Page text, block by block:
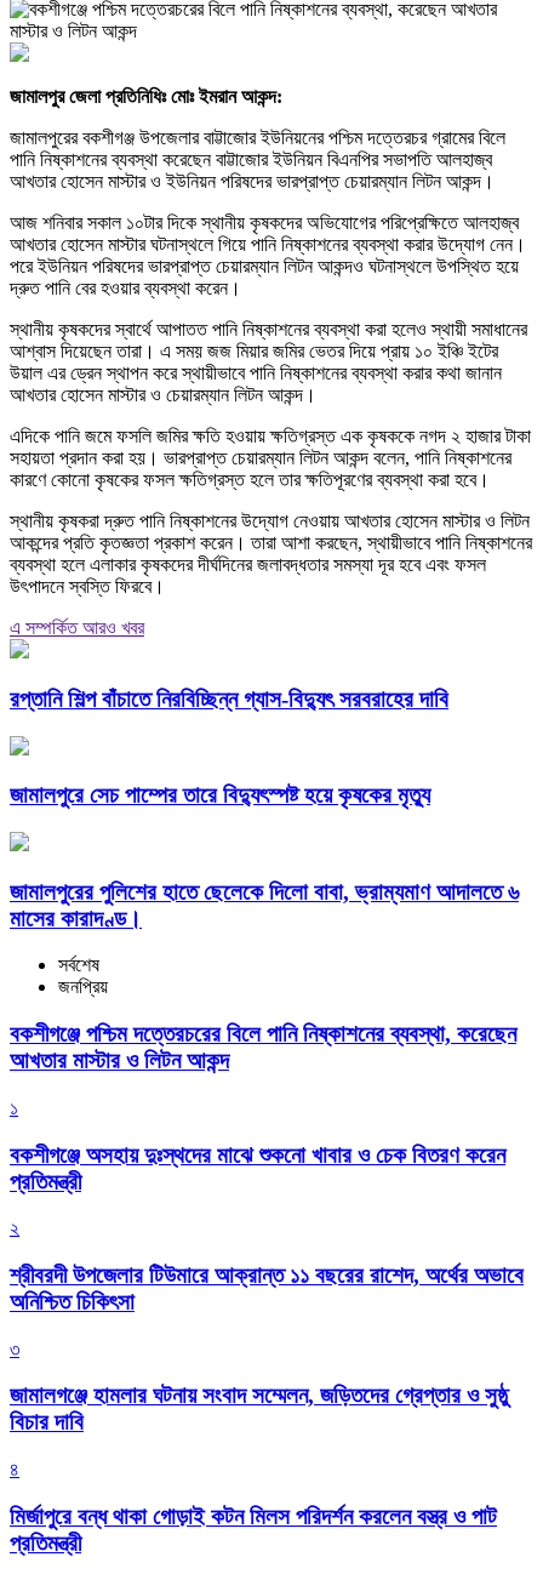
জামালপুর জেলা প্রতিনিধিঃ মোঃ ইমরান আকন্দ:
জামালপুরের বকশীগঞ্জ উপজেলার বাট্টাজোর ইউনিয়নের পশ্চিম দত্তেরচর গ্রামের বিলে
পানি নিষ্কাশনের ব্যবস্থা করেছেন বাট্টাজোর ইউনিয়ন বিএনপির সভাপতি আলহাজ্ব
আখতার হোসেন মাস্টার ও ইউনিয়ন পরিষদের ভারপ্রাপ্ত চেয়ারম্যান লিটন আকন্দ।
আজ শনিবার সকাল ১০টার দিকে স্থানীয় কৃষকদের অভিযোগের পরিপ্রেক্ষিতে আলহাজ্ব
আখতার হোসেন মাস্টার ঘটনাস্থলে গিয়ে পানি নিষ্কাশনের ব্যবস্থা করার উদ্যোগ নেন।
পরে ইউনিয়ন পরিষদের ভারপ্রাপ্ত চেয়ারম্যান লিটন আকন্দও ঘটনাস্থলে উপস্থিত হয়ে
দ্রুত পানি বের হওয়ার ব্যবস্থা করেন।
স্থানীয় কৃষকদের স্বার্থে আপাতত পানি নিষ্কাশনের ব্যবস্থা করা হলেও স্থায়ী সমাধানের
আশ্বাস দিয়েছেন তারা। এ সময় জজ মিয়ার জমির ভেতর দিয়ে প্রায় ১০ ইঞ্চি ইটের
উয়াল এর ড্রেন স্থাপন করে স্থায়ীভাবে পানি নিষ্কাশনের ব্যবস্থা করার কথা জানান
আখতার হোসেন মাস্টার ও চেয়ারম্যান লিটন আকন্দ।
এদিকে পানি জমে ফসলি জমির ক্ষতি হওয়ায় ক্ষতিগ্রস্ত এক কৃষককে নগদ ২ হাজার টাকা
সহায়তা প্রদান করা হয়। ভারপ্রাপ্ত চেয়ারম্যান লিটন আকন্দ বলেন, পানি নিষ্কাশনের
কারণে কোনো কৃষকের ফসল ক্ষতিগ্রস্ত হলে তার ক্ষতিপূরণের ব্যবস্থা করা হবে।
স্থানীয় কৃষকরা দ্রুত পানি নিষ্কাশনের উদ্যোগ নেওয়ায় আখতার হোসেন মাস্টার ও লিটন
আকন্দের প্রতি কৃতজ্ঞতা প্রকাশ করেন। তারা আশা করছেন, স্থায়ীভাবে পানি নিষ্কাশনের
ব্যবস্থা হলে এলাকার কৃষকদের দীর্ঘদিনের জলাবদ্ধতার সমস্যা দূর হবে এবং ফসল
উৎপাদনে স্বস্তি ফিরবে।
এ সম্পর্কিত আরও খবর
রপ্তানি শিল্প বাঁচাতে নিরবিচ্ছিন্ন গ্যাস-বিদ্যুৎ সরবরাহের দাবি
জামালপুরে সেচ পাম্পের তারে বিদ্যুৎস্পষ্ট হয়ে কৃষকের মৃত্যু
জামালপুরের পুলিশের হাতে ছেলেকে দিলো বাবা, ভ্রাম্যমাণ আদালতে ৬
মাসের কারাদণ্ড।
সর্বশেষ
জনপ্রিয়
বকশীগঞ্জে পশ্চিম দত্তেরচরের বিলে পানি নিষ্কাশনের ব্যবস্থা, করেছেন
আখতার মাস্টার ও লিটন আকন্দ
১
বকশীগঞ্জে অসহায় দুঃস্থদের মাঝে শুকনো খাবার ও চেক বিতরণ করেন
প্রতিমন্ত্রী
২
শ্রীবরদী উপজেলার টিউমারে আক্রান্ত ১১ বছরের রাশেদ, অর্থের অভাবে
অনিশ্চিত চিকিৎসা
৩
জামালগঞ্জে হামলার ঘটনায় সংবাদ সম্মেলন, জড়িতদের গ্রেপ্তার ও সুষ্ঠু
বিচার দাবি
৪
মির্জাপুরে বন্ধ থাকা গোড়াই কটন মিলস পরিদর্শন করলেন বস্ত্র ও পাট
প্রতিমন্ত্রী